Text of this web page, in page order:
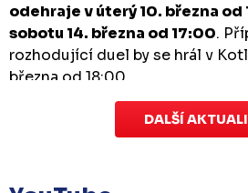
odehraje v úterý 10. března
sobotu 14. března od 17:00.
rozhodující duel by se hrál v
března od 18:00.
Zápas dorostu je odložen
které se mělo odehrát v pátek
DALŠÍ